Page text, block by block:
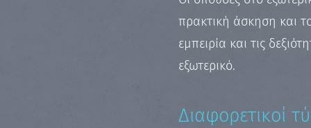
πρακτική άσκηση και
εμπειρία και τις
εξωτερικό.
Διαφορετικοί